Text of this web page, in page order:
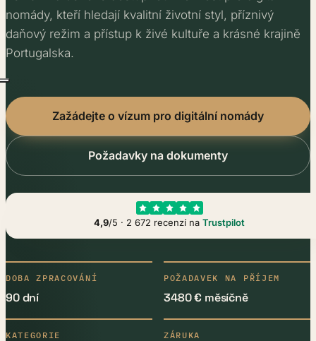
nomády, kteří hledají kvalitní životní styl, příznivý
daňový režim a přístup k živé kultuře a krásné krajině
Portugalska.
Zažádejte o vízum pro digitální nomády
Požadavky na dokumenty
4,9/5 · 2 672 recenzí na Trustpilot
DOBA ZPRACOVÁNÍ
90 dní
POŽADAVEK NA PŘÍJEM
3480 € měsíčně
KATEGORIE ZÁRUKA